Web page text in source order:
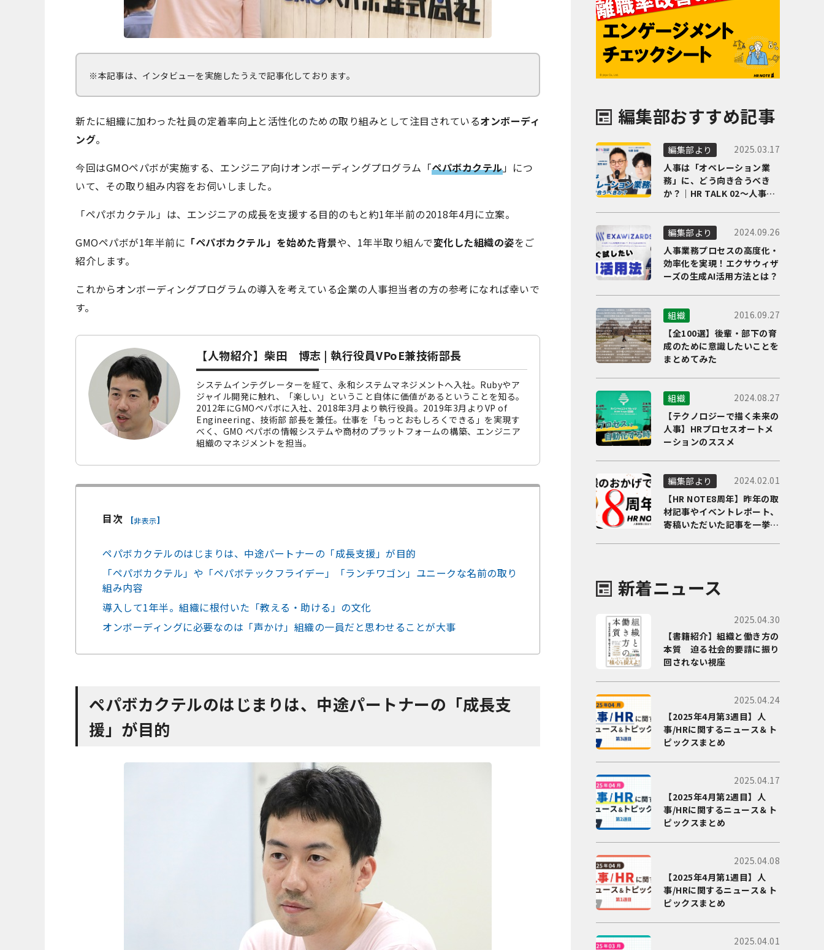
※本記事は、インタビューを実施したうえで記事化しております。
新たに組織に加わった社員の定着率向上と活性化のための取り組みとして注目されているオンボーディ
ング。
今回はGMOペパボが実施する、エンジニア向けオンボーディングプログラム「ペパボカクテル」につ
いて、その取り組み内容をお伺いしました。
「ペパボカクテル」は、エンジニアの成長を支援する目的のもと約1年半前の2018年4月に立案。
GMOペパボが1年半前に 「ペパボカクテル」を始めた背景や、1年半取り組んで変化した組織の姿をご
紹介します。
これからオンボーディングプログラムの導入を考えている企業の人事担当者の方の参考になれば幸いで
す。
【人物紹介】柴田 博志 | 執行役員VPoE兼技術部長
システムインテグレーターを経て、永和システムマネジメントへ入社。Rubyやア
ジャイル開発に触れ、「楽しい」ということ自体に価値があるということを知る。
2012年にGMOペパボに入社、2018年3月より執行役員。2019年3月よりVP of
Engineering、技術部 部長を兼任。仕事を「もっとおもしろくできる」を実現す
べく、GMO ペパボの情報システムや商材のプラットフォームの構築、エンジニア
組織のマネジメントを担当。
目次 [非表示]
ペパボカクテルのはじまりは、中途パートナーの「成長支援」が目的
「ペパボカクテル」や「ペパボテックフライデー」「ランチワゴン」ユニークな名前の取り
組み内容
導入して1年半。組織に根付いた「教える・助ける」の文化
オンボーディングに必要なのは「声かけ」組織の一員だと思わせることが大事
ペパボカクテルのはじまりは、中途パートナーの「成長支
援」が目的
編集部おすすめ記事
編集部より
2025.03.17
人事は「オペレーション業
務」に、どう向き合うべき
か？｜HR TALK 02～人事DX
編集部より
2024.09.26
人事業務プロセスの高度化・
効率化を実現！エクサウィザ
ーズの生成AI活用方法とは？
組織
2016.09.27
【全100選】後輩・部下の育
成のために意識したいことを
まとめてみた
組織
2024.08.27
【テクノロジーで描く未来の
人事】HRプロセスオートメ
ーションのススメ
編集部より
2024.02.01
【HR NOTE8周年】昨年の取
材記事やイベントレポート、
寄稿いただいた記事を一挙に
新着ニュース
2025.04.30
【書籍紹介】組織と働き方の
本質 迫る社会的要請に振り
回されない視座
2025.04.24
【2025年4月第3週目】人
事/HRに関するニュース＆ト
ピックスまとめ
2025.04.17
【2025年4月第2週目】人
事/HRに関するニュース＆ト
ピックスまとめ
2025.04.08
【2025年4月第1週目】人
事/HRに関するニュース＆ト
ピックスまとめ
2025.04.01